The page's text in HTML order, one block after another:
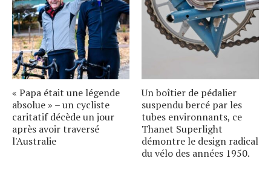
« Papa était une légende
absolue » – un cycliste
caritatif décède un jour
après avoir traversé
l'Australie
Un boîtier de pédalier
suspendu bercé par les
tubes environnants, ce
Thanet Superlight
démontre le design radical
du vélo des années 1950.